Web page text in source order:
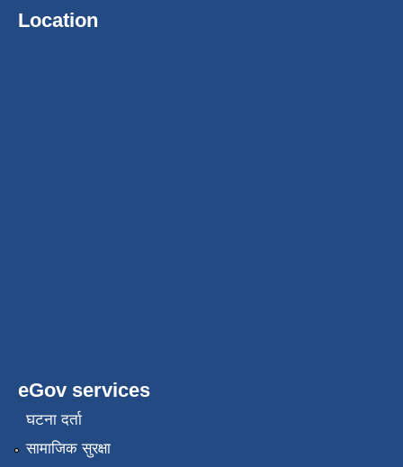
Location
eGov services
घटना दर्ता
सामाजिक सुरक्षा